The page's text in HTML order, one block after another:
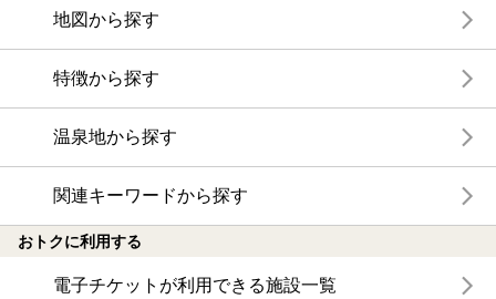
地図から探す
特徴から探す
温泉地から探す
関連キーワードから探す
おトクに利用する
電子チケットが利用できる施設一覧